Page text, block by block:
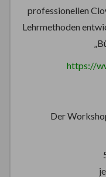
professionellen
Lehrmethoden
https://
Der